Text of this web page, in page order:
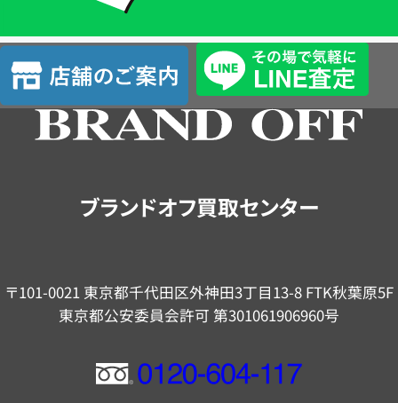
査
定
店
舗
の
ブランドオフ買取センター
〒101-0021 東京都千代田区外神田3丁目13-8 FTK秋葉原5F
東京都公安委員会許可 第301061906960号
フ